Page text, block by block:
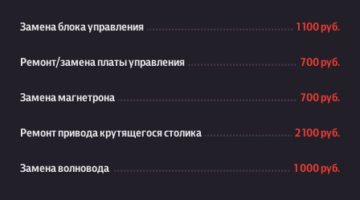
Замена блока управления 1 100 руб.
Ремонт/замена платы управления 700 руб.
Замена магнетрона 700 руб.
Ремонт привода крутящегося столика 2 100 руб.
Замена волновода 1 000 руб.